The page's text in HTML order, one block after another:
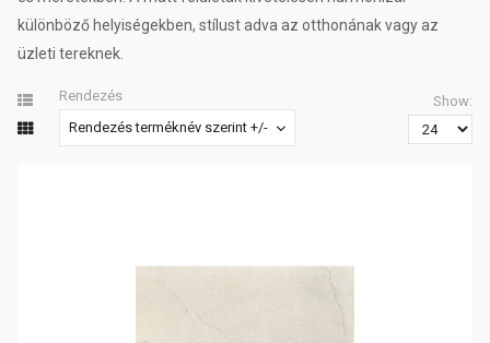
különböző helyiségekben, stílust adva az otthonának vagy az
üzleti tereknek.
Rendezés
Rendezés terméknév szerint +/-
Show: